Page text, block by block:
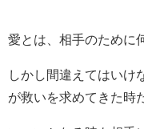
愛とは、相手のために
しかし間違えてはいけ
が救いを求めてきた時